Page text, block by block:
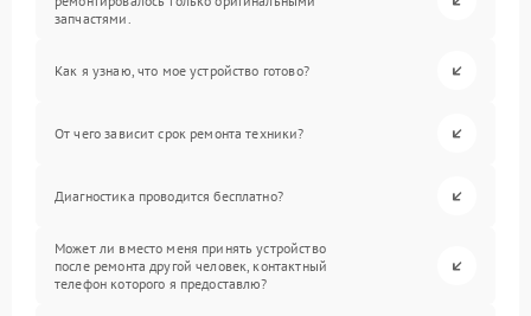
запчастями.
Как я узнаю, что мое устройство готово?
От чего зависит срок ремонта техники?
Диагностика проводится бесплатно?
Может ли вместо меня принять устройство
после ремонта другой человек, контактный
телефон которого я предоставлю?